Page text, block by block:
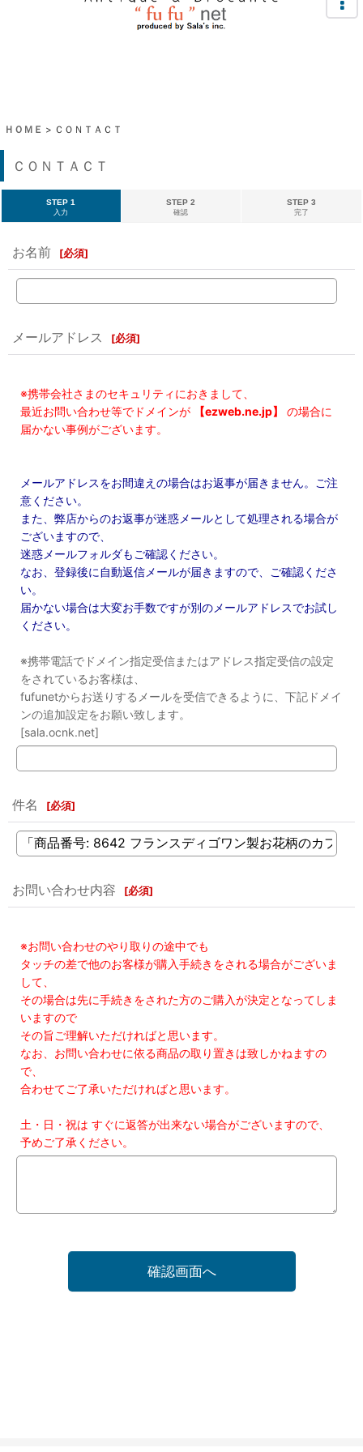
ＨＯＭＥ > ＣＯＮＴＡＣＴ
ＣＯＮＴＡＣＴ
STEP 1
入力
STEP 2
確認
STEP 3
完了
お名前 [必須]
メールアドレス [必須]
※携帯会社さまのセキュリティにおきまして、
最近お問い合わせ等でドメインが
【ezweb.ne.jp】
の場合に
届かない事例がございます。
メールアドレスをお間違えの場合はお返事が届きません。ご注
意ください。
また、弊店からのお返事が迷惑メールとして処理される場合が
ございますので、
迷惑メールフォルダもご確認ください。
なお、登録後に自動返信メールが届きますので、ご確認くださ
い。
届かない場合は大変お手数ですが別のメールアドレスでお試し
ください。
※携帯電話でドメイン指定受信またはアドレス指定受信の設定
をされているお客様は、
fufunetからお送りするメールを受信できるように、下記ドメイ
ンの追加設定をお願い致します。
[sala.ocnk.net]
件名 [必須]
お問い合わせ内容 [必須]
※お問い合わせのやり取りの途中でも
タッチの差で他のお客様が購入手続きをされる場合がございま
して、
その場合は先に手続きをされた方のご購入が決定となってしま
いますので
その旨ご理解いただければと思います。
なお、お問い合わせに依る商品の取り置きは致しかねますの
で、
合わせてご了承いただければと思います。
土・日・祝は すぐに返答が出来ない場合がございますので、
予めご了承ください。
確認画面へ